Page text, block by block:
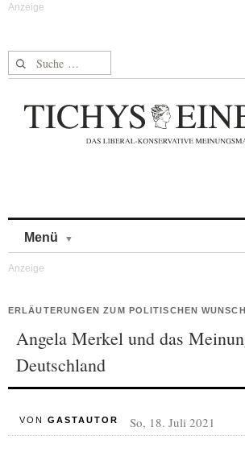
Suche nach:
Menü
ERLÄUTERUNGEN ZUM POLITISCHEN
Angela Merkel und das
Deutschland
VON GASTAUTOR So, 18. Juli 2021